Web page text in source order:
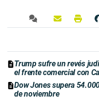
Trump sufre un revés
el frente comercial con
Dow Jones supera
de noviembre